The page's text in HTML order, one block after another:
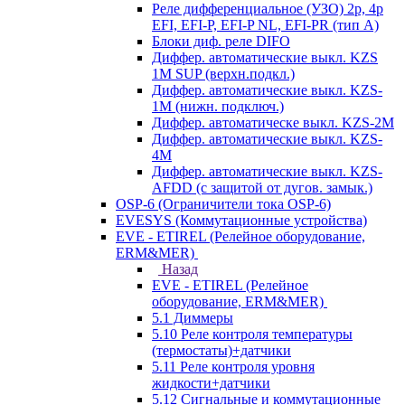
Реле дифференциальное (УЗО) 2р, 4р
EFI, EFI-P, EFI-P NL, EFI-PR (тип A)
Блоки диф. реле DIFO
Диффер. автоматические выкл. KZS
1M SUP (верхн.подкл.)
Диффер. автоматические выкл. KZS-
1M (нижн. подключ.)
Диффер. автоматическе выкл. KZS-2M
Диффер. автоматические выкл. KZS-
4M
Диффер. автоматические выкл. KZS-
AFDD (с защитой от дугов. замык.)
OSP-6 (Ограничители тока OSP-6)
EVESYS (Коммутационные устройства)
EVE - ETIREL (Релейное оборудование,
ERM&MER)
Назад
EVE - ETIREL (Релейное
оборудование, ERM&MER)
5.1 Диммеры
5.10 Реле контроля температуры
(термостаты)+датчики
5.11 Реле контроля уровня
жидкости+датчики
5.12 Сигнальные и коммутационные